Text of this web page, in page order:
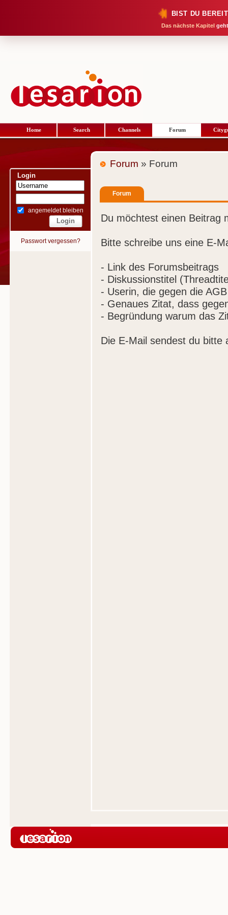
BIST DU
Das nächste Kapitel
Home Search Channels Forum
Login
angemeldet bleiben
Passwort vergessen?
Forum » Forum
Forum
Du möchtest einen Beitrag
Bitte schreibe uns eine E-
- Link des Forumsbeitrags
- Diskussionstitel
- Userin, die gegen die
- Genaues Zitat, dass
- Begründung warum das
Die E-Mail sendest du bitte